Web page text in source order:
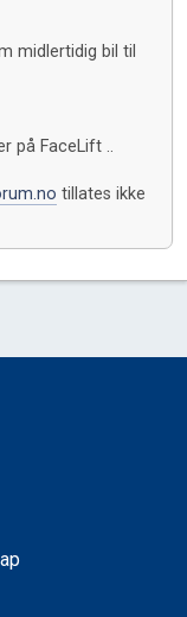
midlertidig bil til
på FaceLift ..
tillates ikke